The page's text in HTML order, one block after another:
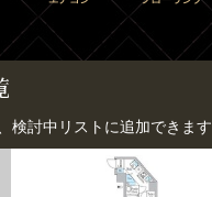
検討中リストに追加できま